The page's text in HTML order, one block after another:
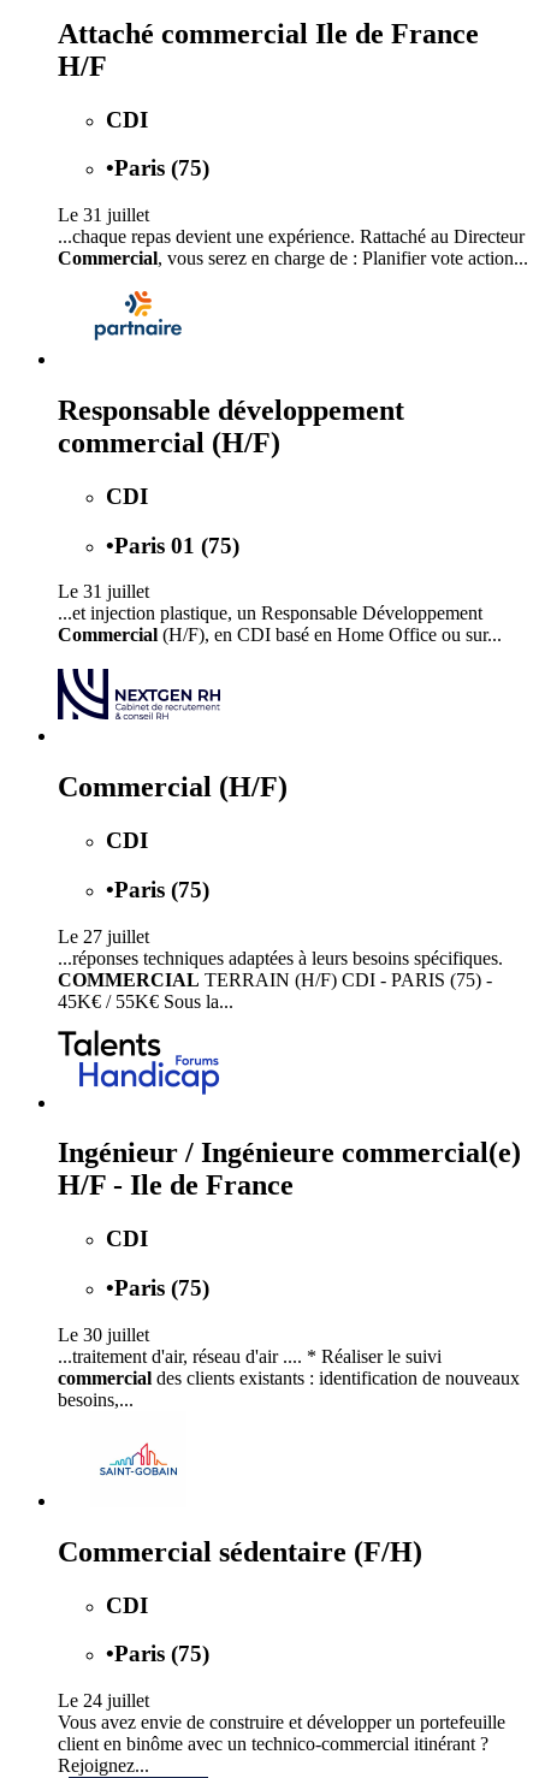
Attaché commercial Ile de France
H/F
CDI
•Paris (75)
Le 31 juillet
...chaque repas devient une expérience. Rattaché au Directeur
Commercial, vous serez en charge de : Planifier vote action...
Responsable développement
commercial (H/F)
CDI
•Paris 01 (75)
Le 31 juillet
...et injection plastique, un Responsable Développement
Commercial (H/F), en CDI basé en Home Office ou sur...
Commercial (H/F)
CDI
•Paris (75)
Le 27 juillet
...réponses techniques adaptées à leurs besoins spécifiques.
COMMERCIAL TERRAIN (H/F) CDI - PARIS (75) -
45K€ / 55K€ Sous la...
Ingénieur / Ingénieure commercial(e)
H/F - Ile de France
CDI
•Paris (75)
Le 30 juillet
...traitement d'air, réseau d'air .... * Réaliser le suivi
commercial des clients existants : identification de nouveaux
besoins,...
Commercial sédentaire (F/H)
CDI
•Paris (75)
Le 24 juillet
Vous avez envie de construire et développer un portefeuille
client en binôme avec un technico-commercial itinérant ?
Rejoignez...